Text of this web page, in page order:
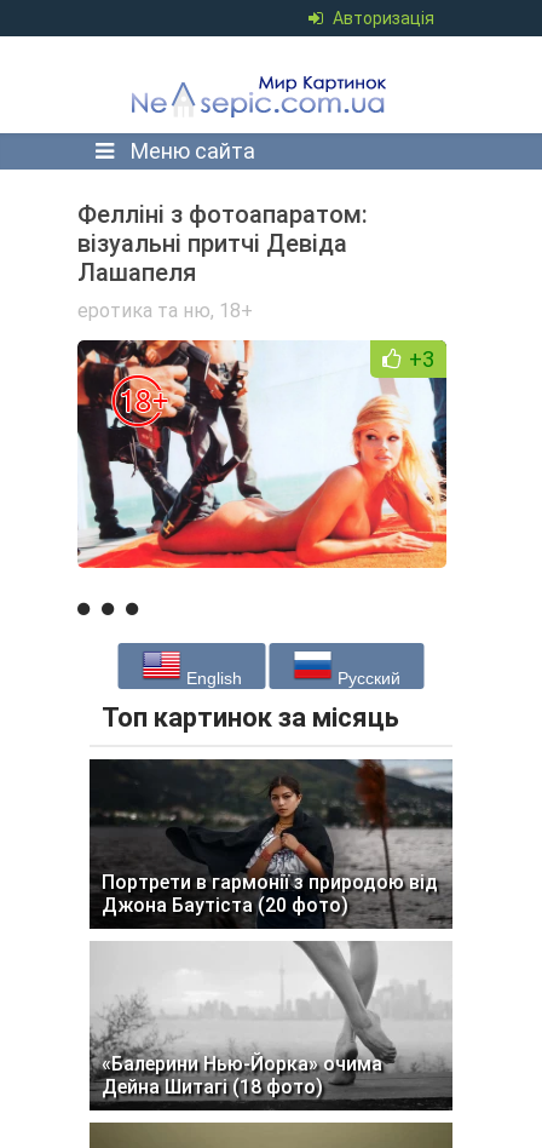
Авторизація
Меню сайта
Фелліні з фотоапаратом:
візуальні притчі Девіда
Лашапеля
еротика та ню, 18+
+3
English Русский
Топ картинок за місяць
Портрети в гармонії з природою від
Джона Баутіста (20 фото)
«Балерини Нью-Йорка» очима
Дейна Шитагі (18 фото)